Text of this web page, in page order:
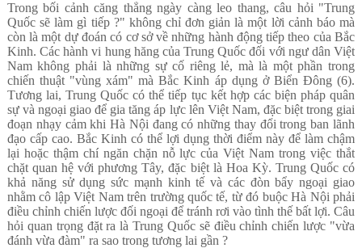
Trong bối cảnh căng thẳng ngày càng leo thang, câu hỏi "Trung
Quốc sẽ làm gì tiếp ?" không chỉ đơn giản là một lời cảnh báo mà
còn là một dự đoán có cơ sở về những hành động tiếp theo của Bắc
Kinh. Các hành vi hung hăng của Trung Quốc đối với ngư dân Việt
Nam không phải là những sự cố riêng lẻ, mà là một phần trong
chiến thuật "vùng xám" mà Bắc Kinh áp dụng ở Biển Đông (6).
Tương lai, Trung Quốc có thể tiếp tục kết hợp các biện pháp quân
sự và ngoại giao để gia tăng áp lực lên Việt Nam, đặc biệt trong giai
đoạn nhạy cảm khi Hà Nội đang có những thay đổi trong ban lãnh
đạo cấp cao. Bắc Kinh có thể lợi dụng thời điểm này để làm chậm
lại hoặc thậm chí ngăn chặn nỗ lực của Việt Nam trong việc thắt
chặt quan hệ với phương Tây, đặc biệt là Hoa Kỳ. Trung Quốc có
khả năng sử dụng sức mạnh kinh tế và các đòn bẩy ngoại giao
nhằm cô lập Việt Nam trên trường quốc tế, từ đó buộc Hà Nội phải
điều chỉnh chiến lược đối ngoại để tránh rơi vào tình thế bất lợi. Câu
hỏi quan trọng đặt ra là Trung Quốc sẽ điều chỉnh chiến lược "vừa
đánh vừa đàm" ra sao trong tương lai gần ?